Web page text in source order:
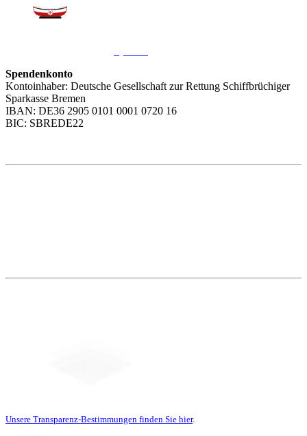
Spendenkonto
Kontoinhaber: Deutsche Gesellschaft zur Rettung Schiffbrüchiger
Sparkasse Bremen
IBAN: DE36 2905 0101 0001 0720 16
BIC: SBREDE22
Unsere Transparenz-Bestimmungen finden Sie hier.